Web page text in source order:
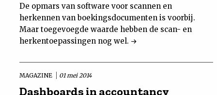
De opmars van software voor scannen en
herkennen van boekingsdocumenten is voorbij.
Maar toegevoegde waarde hebben de scan- en
herkentoepassingen nog wel.
MAGAZINE 01 mei 2014
Dashboards in accountancy